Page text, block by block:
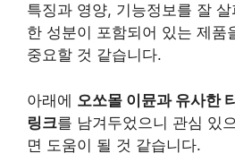
특징과 영양, 기능정보를 잘
한 성분이 포함되어 있는 제품
중요할 것 같습니다.
아래에 오쏘몰 이뮨과 유사한
링크를 남겨두었으니 관심 있
면 도움이 될 것 같습니다.